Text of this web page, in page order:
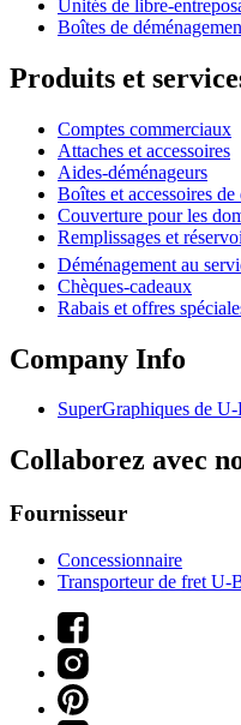
Unités de libre-
Boîtes de
Produits et
Comptes commerciaux
Attaches et accessoires
Aides-déménageurs
Boîtes et accessoires
Couverture pour les
Remplissages et
Déménagement au
Chèques-cadeaux
Rabais et offres
Company Info
SuperGraphiques de U-
Collaborez avec
Fournisseur
Concessionnaire
Transporteur de fret